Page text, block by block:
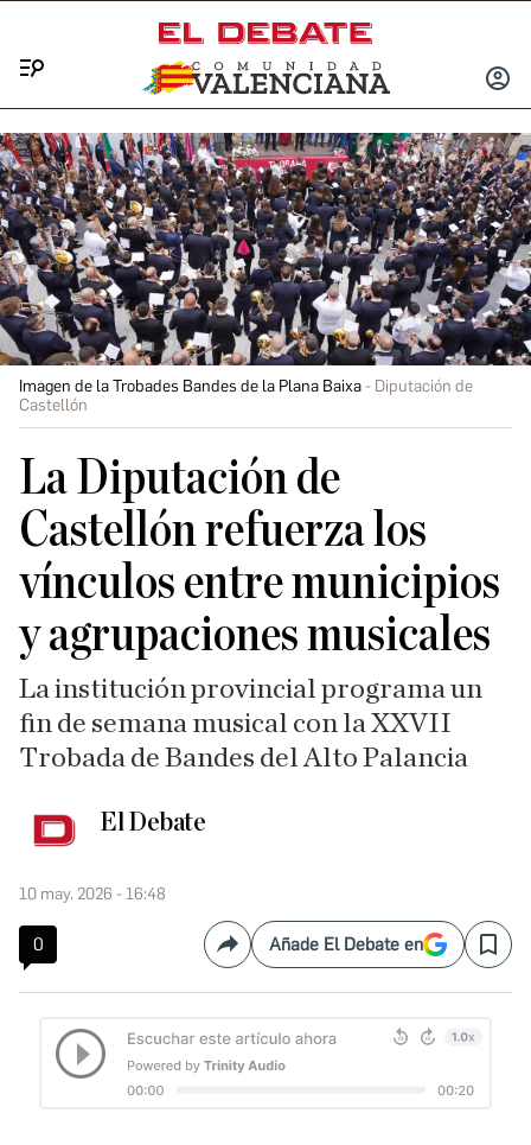
INICIAR
Imagen de la Trobades Bandes de la Plana Baixa
Diputación de
Castellón
La Diputación de
Castellón refuerza los
vínculos entre municipios
y agrupaciones musicales
La institución provincial programa un
fin de semana musical con la XXVII
Trobada de Bandes del Alto Palancia
El Debate
10 may. 2026 - 16:48
0 CompartirAñade El Debate en Save